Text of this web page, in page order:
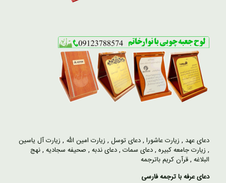
دعای عهد , زیارت عاشورا ,دعای توسل , زیارت امین الله , زیارت آل یاسین
, زیارت جامعه کبیره ,دعای سمات ,دعای ندبه , صحیفه سجادیه ,نهج
البلاغه ,قرآن کریم باترجمه
دعای عرفه با ترجمه فارسی